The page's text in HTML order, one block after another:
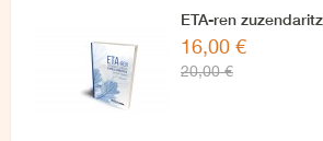
ETA-ren
azken elkarrizketa
16,00 €
20,00 €